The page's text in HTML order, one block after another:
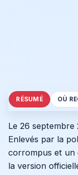
RÉSUMÉ OÙ
Le 26
Enlevés par la
corrompus et un
la version